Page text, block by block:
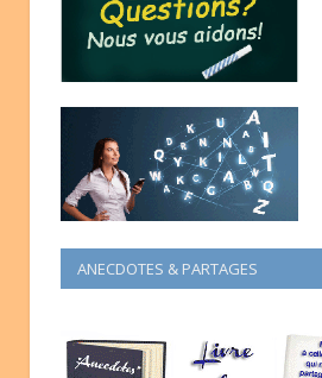
ANECDOTES & PARTAGES